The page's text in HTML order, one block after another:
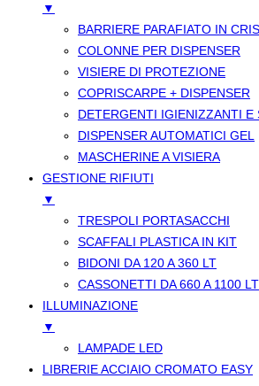
▼
BARRIERE PARAFIATO IN
COLONNE PER DISPENSER
VISIERE DI PROTEZIONE
COPRISCARPE + DISPENSER
DETERGENTI IGIENIZZANTI E
DISPENSER AUTOMATICI GEL
MASCHERINE A VISIERA
GESTIONE RIFIUTI
▼
TRESPOLI PORTASACCHI
SCAFFALI PLASTICA IN KIT
BIDONI DA 120 A 360 LT
CASSONETTI DA 660 A 1100 LT
ILLUMINAZIONE
▼
LAMPADE LED
LIBRERIE ACCIAIO CROMATO EASY